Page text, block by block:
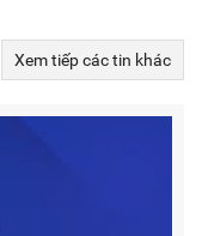
Xem tiếp các tin khác